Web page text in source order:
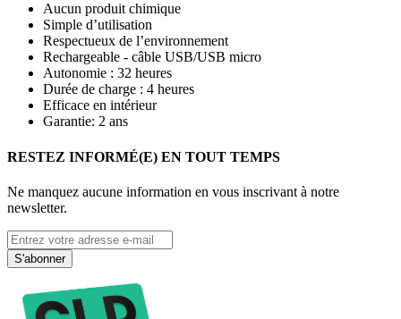
Aucun produit chimique
Simple d’utilisation
Respectueux de l’environnement
Rechargeable - câble USB/USB micro
Autonomie : 32 heures
Durée de charge : 4 heures
Efficace en intérieur
Garantie: 2 ans
RESTEZ INFORMÉ(E) EN TOUT TEMPS
Ne manquez aucune information en vous inscrivant à notre
newsletter.
S'abonner